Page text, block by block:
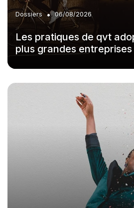
Dossiers • 06/08/2026
Les pratiques de qvt
plus grandes entreprises